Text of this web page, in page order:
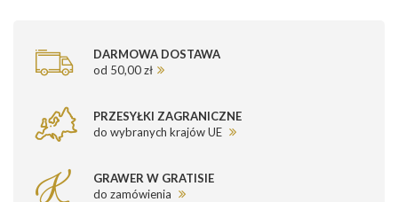
DARMOWA DOSTAWA
od 50,00 zł
PRZESYŁKI ZAGRANICZNE
do wybranych krajów UE
GRAWER W GRATISIE
do zamówienia